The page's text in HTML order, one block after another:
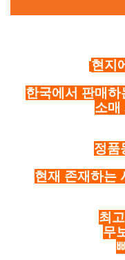
현지
한국에서 판매
소매
정품
현재 존재하는
최
무